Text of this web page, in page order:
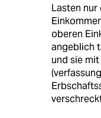
Lasten
oberen
angeblich
und sie